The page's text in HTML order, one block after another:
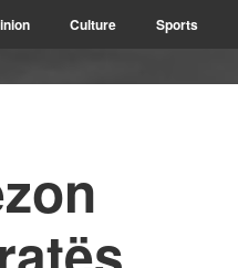
Culture Sports